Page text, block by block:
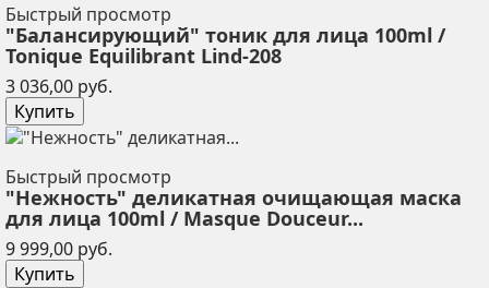
Быстрый просмотр
"Балансирующий" тоник для лица 100ml /
Tonique Equilibrant Lind-208
3 036,00 руб.
Купить
Быстрый просмотр
"Нежность" деликатная очищающая маска
для лица 100ml / Masque Douceur...
9 999,00 руб.
Купить